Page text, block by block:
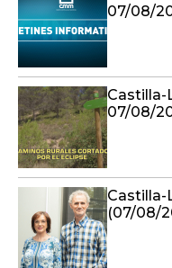
07/08/
Castilla-
07/08/
Castilla-
(07/08/